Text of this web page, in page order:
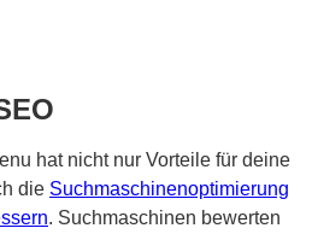
hat nicht nur Vorteile für deine
die Suchmaschinenoptimierung
. Suchmaschinen bewerten